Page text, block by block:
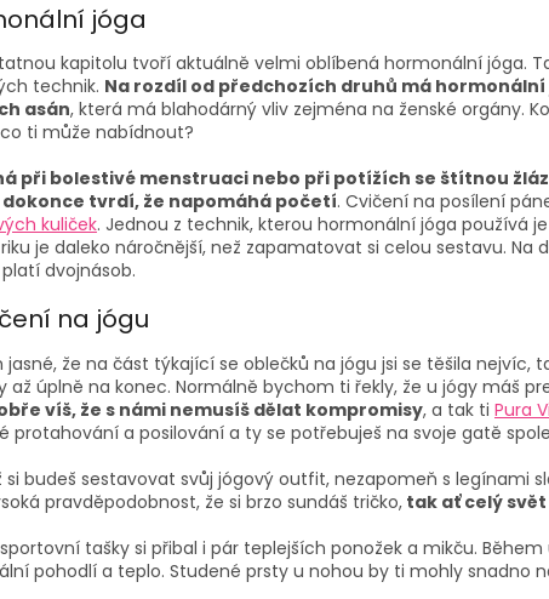
jóga
kapitolu tvoří aktuálně velmi oblíbená hormonální jóga.
technik. Na rozdíl od předchozích druhů má
asán, která má blahodárný vliv zejména na ženské orgány.
ti může nabídnout?
při bolestivé menstruaci nebo při potížích se štítnou
tvrdí, že napomáhá početí. Cvičení na posílení
kuliček. Jednou z technik, kterou hormonální jóga používá
je daleko náročnější, než zapamatovat si celou sestavu. Na
dvojnásob.
na jógu
jasné, že na část týkající se oblečků na jógu jsi se těšila nejvíc,
až úplně na konec. Normálně bychom ti řekly, že u jógy máš
víš, že s námi nemusíš dělat kompromisy, a tak ti Pura
protahování a posilování a ty se potřebuješ na svoje gatě
si budeš sestavovat svůj jógový outfit, nezapomeň s legínami
pravděpodobnost, že si brzo sundáš tričko, tak ať celý
sportovní tašky si přibal i pár teplejších ponožek a mikču.
pohodlí a teplo. Studené prsty u nohou by ti mohly snadno